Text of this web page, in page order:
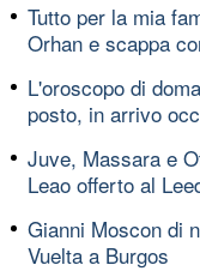
Tutto per la mia
Orhan e scappa
L'oroscopo di
posto, in arrivo
Juve, Massara e
Leao offerto al
Gianni Moscon di
Vuelta a Burgos